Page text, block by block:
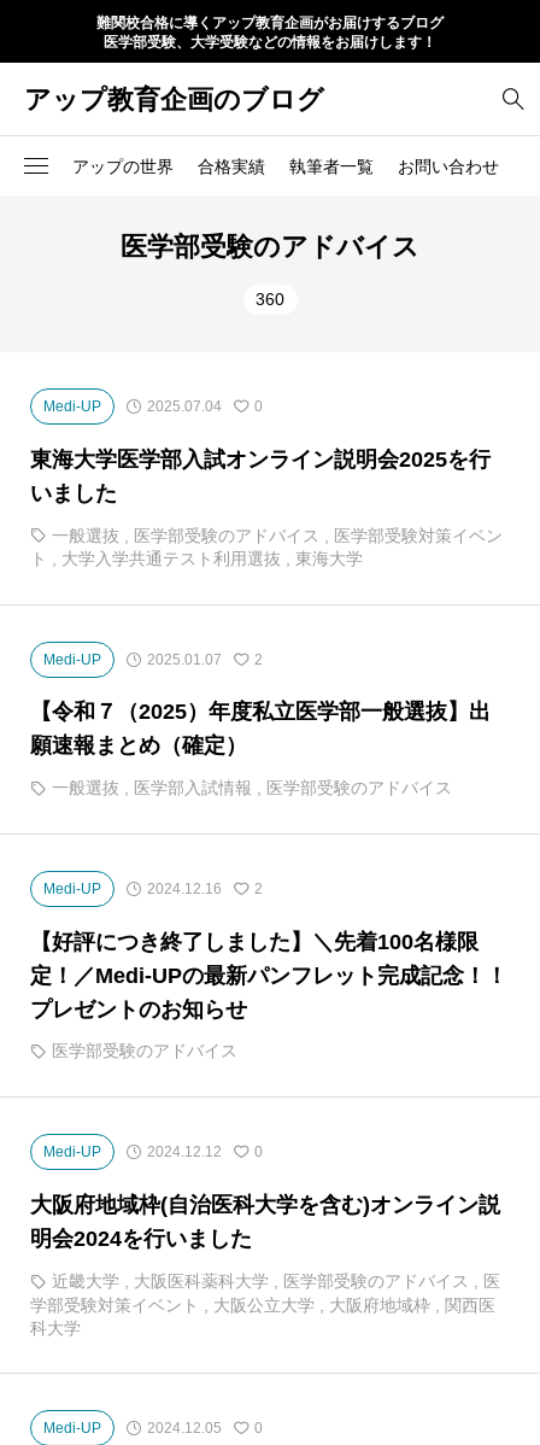
難関校合格に導くアップ教育企画がお届けするブログ
医学部受験、大学受験などの情報をお届けします！
アップ教育企画のブログ
アップの世界 合格実績 執筆者一覧 お問い合わせ
医学部受験のアドバイス
360
Medi-UP 2025.07.04 0
東海大学医学部入試オンライン説明会2025を行
いました
一般選抜 医学部受験のアドバイス
医学部受験対策イベン
ト , 大学入学共通テスト利用選抜 , 東海大学
Medi-UP 2025.01.07 2
【令和７（2025）年度私立医学部一般選抜】出
願速報まとめ（確定）
一般選抜 医学部入試情報 医学部受験のアドバイス
Medi-UP 2024.12.16 2
【好評につき終了しました】＼先着100名様限
定！／Medi-UPの最新パンフレット完成記念！！
プレゼントのお知らせ
医学部受験のアドバイス
Medi-UP 2024.12.12 0
大阪府地域枠(自治医科大学を含む)オンライン説
明会2024を行いました
近畿大学 大阪医科薬科大学 医学部受験のアドバイス
医
学部受験対策イベント
大阪公立大学 大阪府地域枠
関西医
科大学
Medi-UP 2024.12.05 0